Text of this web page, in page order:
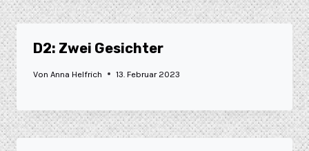
D2: Zwei Gesichter
Von Anna Helfrich 13. Februar 2023